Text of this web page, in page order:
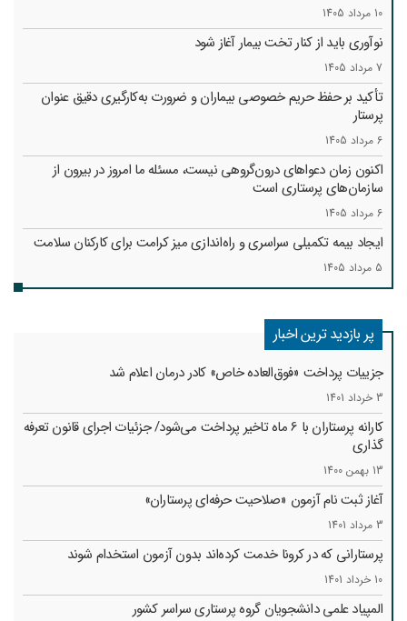
10 مرداد 1405
نوآوری باید از کنار تخت بیمار آغاز شود
7 مرداد 1405
تأکید بر حفظ حریم خصوصی بیماران و ضرورت به‌کارگیری دقیق عنوان
پرستار
6 مرداد 1405
اکنون زمان دعواهای درون‌گروهی نیست، مسئله ما امروز در بیرون از
سازمان‌های پرستاری است
6 مرداد 1405
ایجاد بیمه تکمیلی سراسری و راه‌اندازی میز کرامت برای کارکنان سلامت
5 مرداد 1405
پر بازدید ترین اخبار
جزییات پرداخت «فوق‌العاده خاص» کادر درمان اعلام شد
3 خرداد 1401
کارانه‌ پرستاران با 6 ماه تاخیر پرداخت می‌شود/ جزئیات اجرای قانون تعرفه
گذاری
13 بهمن 1400
آغاز ثبت نام آزمون «صلاحیت حرفه‌ای پرستاران»
3 مرداد 1401
پرستارانی که در کرونا خدمت کرد‌ه‌اند بدون آزمون استخدام شوند
10 خرداد 1401
المپیاد علمی دانشجویان گروه پرستاری سراسر کشور